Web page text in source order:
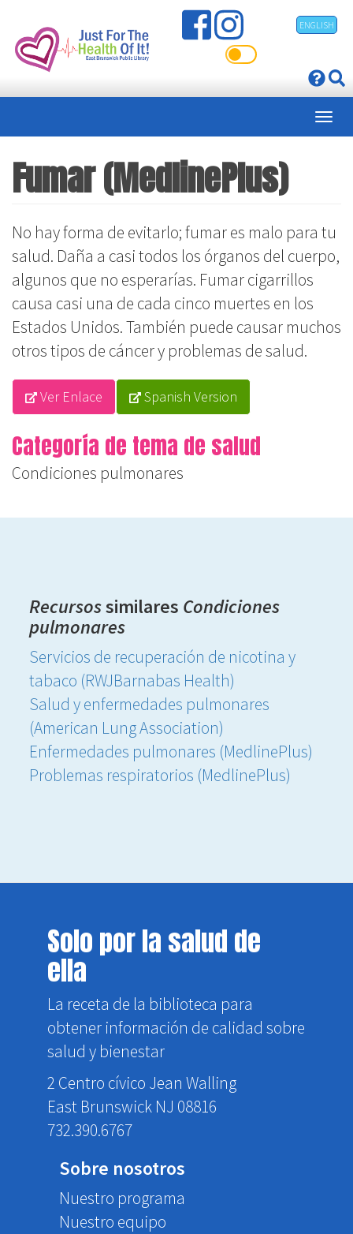
contenido
ENGLISH
Fumar (MedlinePlus)
No hay forma de evitarlo; fumar es malo para tu
salud. Daña a casi todos los órganos del cuerpo,
algunos que no esperarías. Fumar cigarrillos
causa casi una de cada cinco muertes en los
Estados Unidos. También puede causar muchos
otros tipos de cáncer y problemas de salud.
Ver Enlace Spanish Version
Categoría de tema de salud
Condiciones pulmonares
Recursossimilares Condiciones
pulmonares
Servicios de recuperación de nicotina y
tabaco (RWJBarnabas Health)
Salud y enfermedades pulmonares
(American Lung Association)
Enfermedades pulmonares (MedlinePlus)
Problemas respiratorios (MedlinePlus)
Solo por la salud de
ella
La receta de la biblioteca para
obtener información de calidad sobre
salud y bienestar
2 Centro cívico Jean Walling
East Brunswick NJ 08816
732.390.6767
Sobre nosotros
Nuestro programa
Nuestro equipo